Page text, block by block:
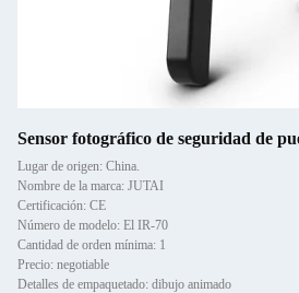
Sensor fotográfico de seguridad de
Lugar de origen: China.
Nombre de la marca: JUTAI
Certificación: CE
Número de modelo: El IR-70
Cantidad de orden mínima: 1
Precio: negotiable
Detalles de empaquetado: dibujo animado